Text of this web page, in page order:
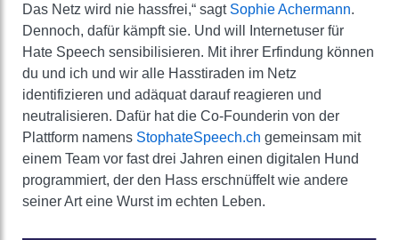
Das Netz wird nie hassfrei,“ sagt Sophie Achermann.
Dennoch, dafür kämpft sie. Und will Internetuser für
Hate Speech sensibilisieren. Mit ihrer Erfindung können
du und ich und wir alle Hasstiraden im Netz
identifizieren und adäquat darauf reagieren und
neutralisieren. Dafür hat die Co-Founderin von der
Plattform namens StophateSpeech.ch gemeinsam mit
einem Team vor fast drei Jahren einen digitalen Hund
programmiert, der den Hass erschnüffelt wie andere
seiner Art eine Wurst im echten Leben.